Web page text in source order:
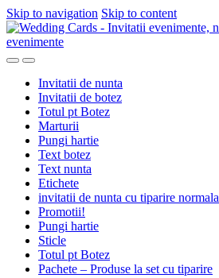
Skip to navigation Skip to content
Invitatii de nunta
Invitatii de botez
Totul pt Botez
Marturii
Pungi hartie
Text botez
Text nunta
Etichete
invitatii de nunta cu tiparire normala
Promotii!
Pungi hartie
Sticle
Totul pt Botez
Pachete – Produse la set cu tiparire